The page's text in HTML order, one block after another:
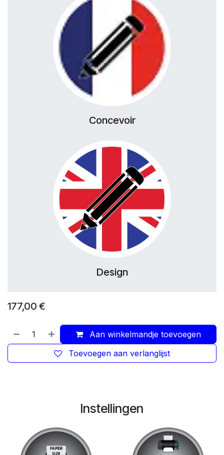
Concevoir
Design
177,00 €
Aan winkelmandje toevoegen
Toevoegen aan verlanglijst
Instellingen